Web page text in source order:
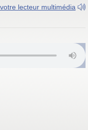
lecteur multimédia
Tombouctou 92.6